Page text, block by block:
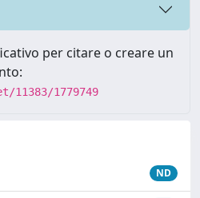
per citare o creare un
1779749
ND